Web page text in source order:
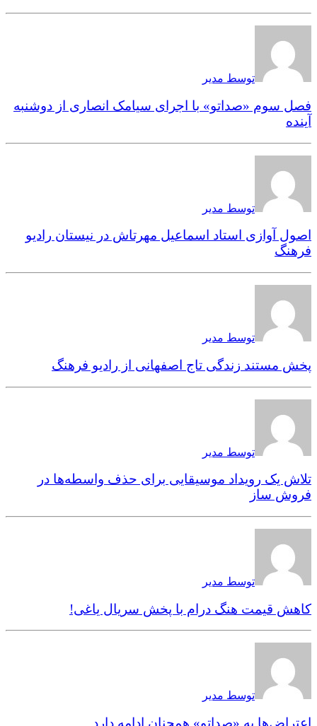
توسط مدیر
فصل سوم «صداتو» با اجرای سیامک انصاری از دوشنبه
آینده
توسط مدیر
اصول آوازی استاد اسماعیل مهرتاش در نیستان رادیو
فرهنگ
توسط مدیر
پخش مستند زندگی تاج اصفهانی از رادیو فرهنگ
توسط مدیر
تلاش یک رویداد موسیقایی برای حذف واسطه‌ها در
فروش ساز
توسط مدیر
کاهش قیمت هنگ درام با پخش سریال یاغی!
توسط مدیر
اعتراض‌ها به «صداتو» همچنان ادامه دارد